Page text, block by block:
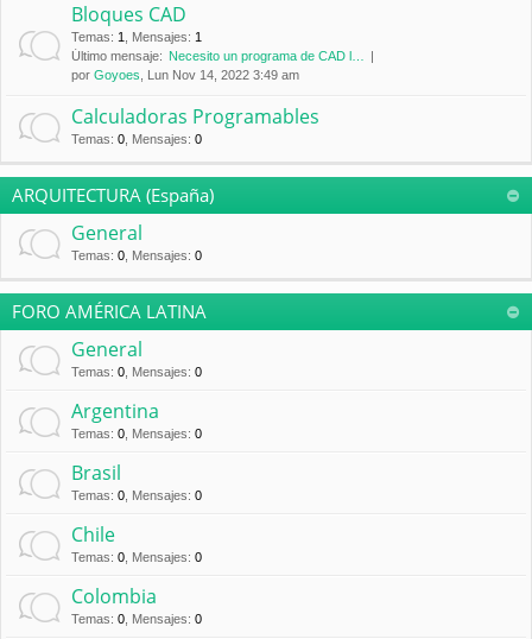
Bloques CAD
Temas: 1 Mensajes: 1
Último mensaje: Necesito un programa de CAD l…
por Goyoes , Lun Nov 14, 2022 3:49 am
Calculadoras Programables
Temas: 0 Mensajes: 0
ARQUITECTURA (España)
General
Temas: 0 Mensajes: 0
FORO AMÉRICA LATINA
General
Temas: 0 Mensajes: 0
Argentina
Temas: 0 Mensajes: 0
Brasil
Temas: 0 Mensajes: 0
Chile
Temas: 0 Mensajes: 0
Colombia
Temas: 0 Mensajes: 0